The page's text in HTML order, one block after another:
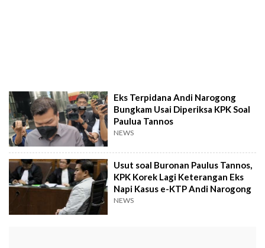
Eks Terpidana Andi Narogong
Bungkam Usai Diperiksa KPK Soal
Paulua Tannos
NEWS
Usut soal Buronan Paulus Tannos,
KPK Korek Lagi Keterangan Eks
Napi Kasus e-KTP Andi Narogong
NEWS